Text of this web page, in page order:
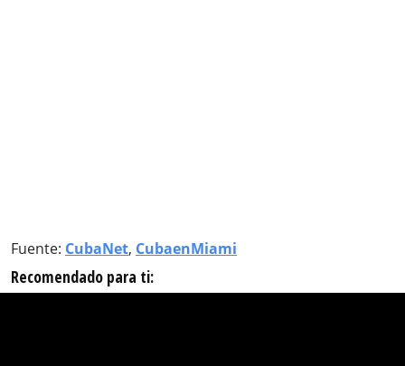
Fuente: CubaNet, CubaenMiami
Recomendado para ti: